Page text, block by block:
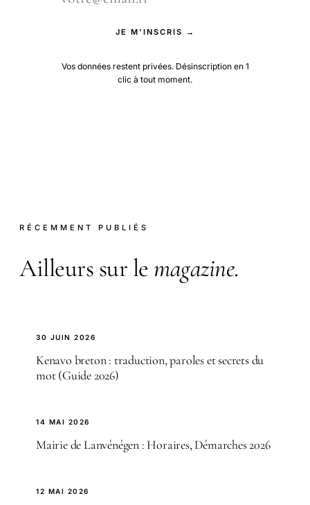
JE M'INSCRIS →
Vos données restent privées. Désinscription en 1
clic à tout moment.
RÉCEMMENT PUBLIÉS
Ailleurs sur le magazine.
30 JUIN 2026
Kenavo breton : traduction, paroles et secrets du
mot (Guide 2026)
14 MAI 2026
Mairie de Lanvénégen : Horaires, Démarches 2026
12 MAI 2026